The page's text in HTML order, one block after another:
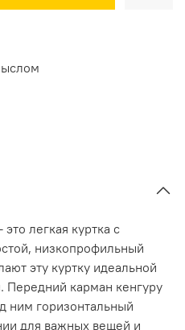
легкая куртка с
низкопрофильный
эту куртку идеальной
Передний карман кенгуру
ним горизонтальный
для важных вещей и